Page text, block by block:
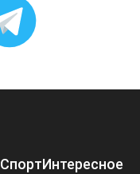
СпортИнтересное